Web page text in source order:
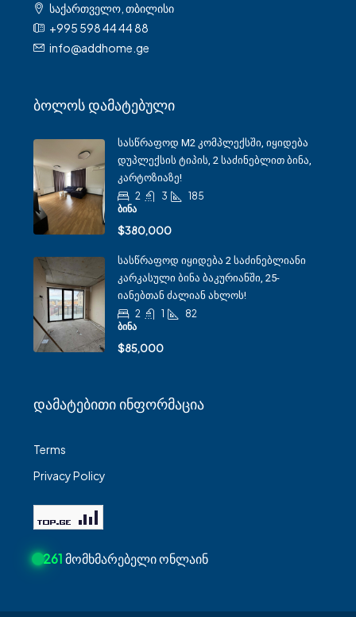
საქართველო, თბილისი
+995 598 44 44 88
info@addhome.ge
Ბოლოს Დამატებული
Სასწრაფოდ M2 Კომპლექსში, Იყიდება
Დუპლექსის Ტიპის, 2 Საძინებლით Ბინა,
Კარტოზიაზე!
2
3
185
ᲑᲘᲜᲐ
$380,000
Სასწრაფოდ Იყიდება 2 Საძინებლიანი
Კარკასული Ბინა Ბაკურიანში, 25-
Იანებთან Ძალიან Ახლოს!
2
1
82
ᲑᲘᲜᲐ
$85,000
Დამატებითი Ინფორმაცია
Terms
Privacy Policy
261მომხმარებელი ონლაინ